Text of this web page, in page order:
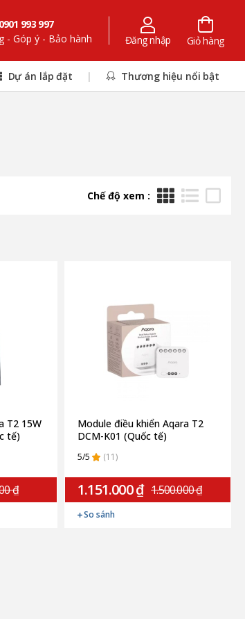
993 997
- Góp ý - Bảo hành
Đăng nhập Giỏ hàng
Dự án lắp đặt | Thương hiệu nổi bật
Chế độ xem :
T2 15W
tế)
₫
Module điều khiển Aqara T2
DCM-K01 (Quốc tế)
5/5 (11)
1.151.000 ₫ 1.500.000 ₫
So sánh